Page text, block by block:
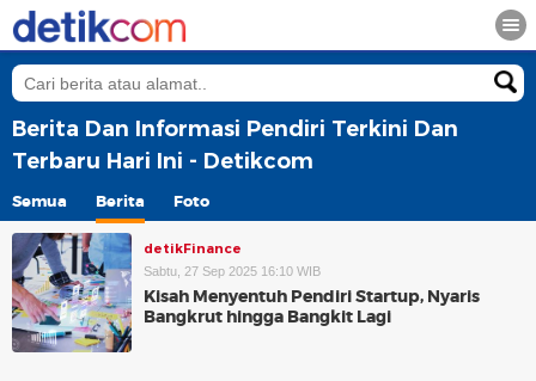
Berita Dan Informasi Pendiri Terkini Dan
Terbaru Hari Ini - Detikcom
Semua Berita Foto
detikFinance
Sabtu, 27 Sep 2025 16:10 WIB
Kisah Menyentuh Pendiri Startup, Nyaris
Bangkrut hingga Bangkit Lagi